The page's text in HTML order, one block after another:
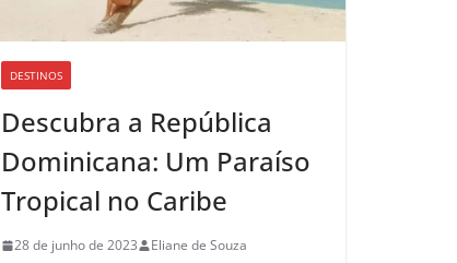
DESTINOS
Descubra a República
Dominicana: Um Paraíso
Tropical no Caribe
28 de junho de 2023 Eliane de Souza